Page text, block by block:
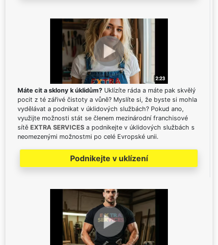
Máte cit a sklony k úklidům? Uklízíte ráda a máte pak skvělý
pocit z té zářivé čistoty a vůně? Myslíte si, že byste si mohla
vydělávat a podnikat v úklidových službách? Pokud ano,
využijte možnosti stát se členem mezinárodní franchisové
sítě EXTRA SERVICES a podnikejte v úklidových službách s
neomezenými možnostmi po celé Evropské unii.
Podnikejte v uklízení